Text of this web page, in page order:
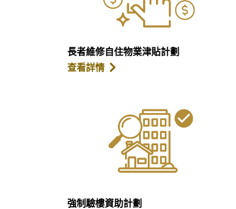
長者維修自住物業津貼計劃
查看詳情
強制驗樓資助計劃